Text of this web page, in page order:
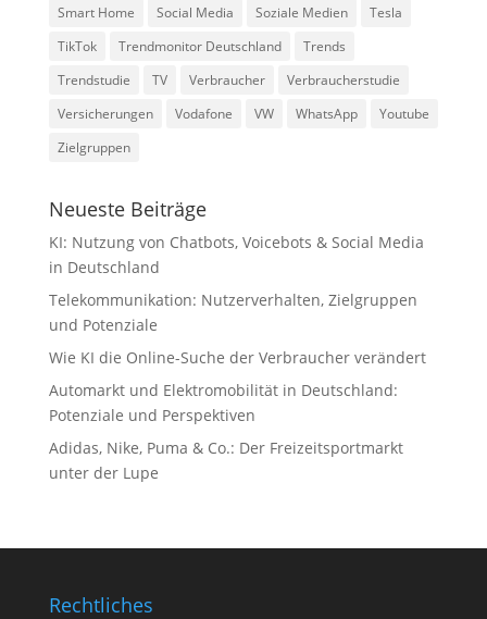
Smart Home
Social Media Soziale Medien
Tesla
TikTok
Trendmonitor Deutschland
Trends
Trendstudie
TV Verbraucher
Verbraucherstudie
Versicherungen
Vodafone VW WhatsApp
Youtube
Zielgruppen
Neueste Beiträge
KI: Nutzung von Chatbots, Voicebots & Social Media
in Deutschland
Telekommunikation: Nutzerverhalten, Zielgruppen
und Potenziale
Wie KI die Online-Suche der Verbraucher verändert
Automarkt und Elektromobilität in Deutschland:
Potenziale und Perspektiven
Adidas, Nike, Puma & Co.: Der Freizeitsportmarkt
unter der Lupe
Rechtliches